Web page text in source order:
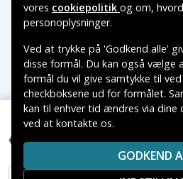
Betalingsmuligheder
Leveringsmuligheder
Copyright © 2026,
VAREMÆRKER NÆVNT PÅ
RESPEKTIVE
vores cookiepolitik og om,
personoplysninger.
Ved at trykke på 'Godkend alle'
disse formål. Du kan også vælge
formål du vil give samtykke til
checkboksene ud for formålet.
kan til enhver tid ændres via dine
ved at kontakte os.
GODKEND